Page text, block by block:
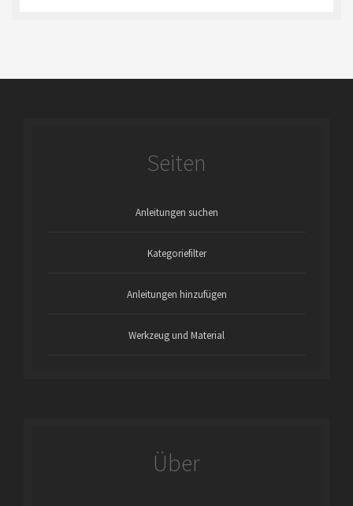
Seiten
Anleitungen suchen
Kategoriefilter
Anleitungen hinzufügen
Werkzeug und Material
Über